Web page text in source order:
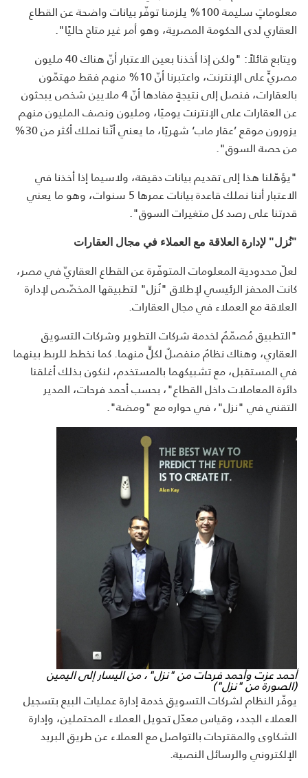
معلوماتٍ سليمة 100% يلزمنا توفّر بيانات واضحة عن القطاع
العقاري لدى الحكومة المصرية، وهو أمر غير متاح حاليًا".
ويتابع قائلاً: "ولكن إذا أخذنا بعين الاعتبار أنّ هناك 40 مليون
مصريٍّ على الإنترنت، واعتبرنا أنّ 10% منهم فقط مهتمّون
بالعقارات، فنصل إلى نتيجةٍ مفادها أنّ 4 ملايين شخص يبحثون
عن العقارات على الإنترنت يوميًا، ومليون ونصف المليون منهم
يزورون موقع ’عقار ماب‘ شهريًا، ما يعني أنّنا نملك أكثر من 30%
من حصة السوق".
"يؤهّلنا هذا إلى تقديم بيانات دقيقة، ولاسيما إذا أخذنا في
الاعتبار أننا نملك قاعدة بيانات عمرها 5 سنوات، وهو ما يعني
قدرتنا على رصد كل متغيرات السوق".
"نُزل" لإدارة العلاقة مع العملاء في مجال العقارات
لعلّ محدودية المعلومات المتوفّرة عن القطاع العقاريّ في مصر،
كانت المحفز الرئيسي لإطلاق "نُزل" لتطبيقها المخصّص لإدارة
العلاقة مع العملاء في مجال العقارات.
"التطبيق مُصمّمٌ لخدمة شركات التطوير وشركات التسويق
العقاري، وهناك نظامٌ منفصلٌ لكلٍّ منهما. كما نخطط للربط بينهما
في المستقبل، مع تشبيكهما بالمستخدم، لنكون بذلك أغلقنا
دائرة المعاملات داخل القطاع"، بحسب أحمد فرحات، المدير
التقني في "نزل"، في حواره مع "ومضة".
أحمد عزت وأحمد فرحات من "نزل"، من اليسار إلى اليمين
(الصورة من "نزل")
يوفّر النظام لشركات التسويق خدمة إدارة عمليات البيع بتسجيل
العملاء الجدد، وقياس معدّل تحويل العملاء المحتملين، وإدارة
الشكاوى والمقترحات بالتواصل مع العملاء عن طريق البريد
الإلكتروني والرسائل النصية.